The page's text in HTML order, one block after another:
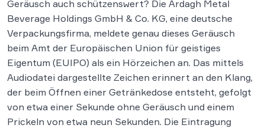
Geräusch auch schützenswert? Die Ardagh Metal
Beverage Holdings GmbH & Co. KG, eine deutsche
Verpackungsfirma, meldete genau dieses Geräusch
beim Amt der Europäischen Union für geistiges
Eigentum (EUIPO) als ein Hörzeichen an. Das mittels
Audiodatei dargestellte Zeichen erinnert an den Klang,
der beim Öffnen einer Getränkedose entsteht, gefolgt
von etwa einer Sekunde ohne Geräusch und einem
Prickeln von etwa neun Sekunden. Die Eintragung